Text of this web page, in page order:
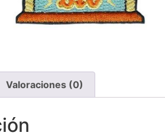
Valoraciones (0)